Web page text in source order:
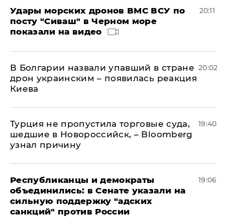
Удары морских дронов ВМС ВСУ по
посту "Сиваш" в Черном море
показали на видео
20:11
В Болгарии назвали упавший в стране
дрон украинским – появилась реакция
Киева
20:02
Турция не пропустила торговые суда,
шедшие в Новороссийск, – Bloomberg
узнал причину
19:40
Республиканцы и демократы
объединились: в Сенате указали на
сильную поддержку "адских
санкций" против России
19:06